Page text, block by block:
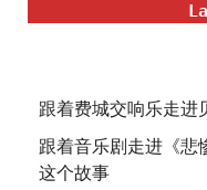
跟着费城交响乐走进
跟着音乐剧走进《
这个故事